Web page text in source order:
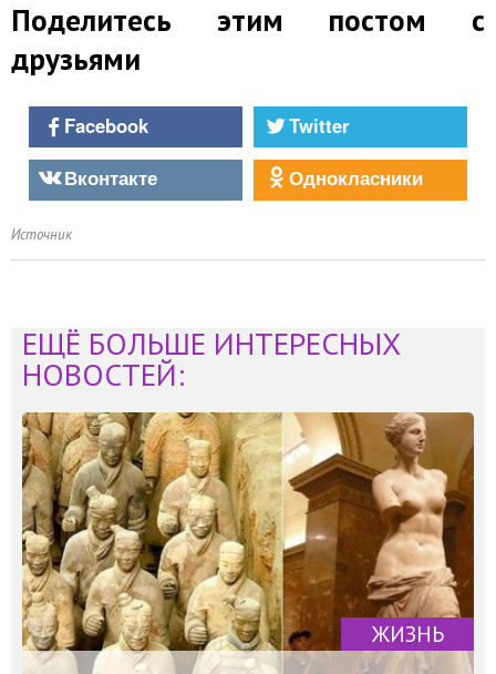
Поделитесь этим постом с
друзьями
Facebook
Twitter
Вконтакте
Однокласники
Источник
ЕЩЁ БОЛЬШЕ ИНТЕРЕСНЫХ
НОВОСТЕЙ:
ЖИЗНЬ